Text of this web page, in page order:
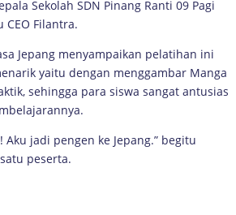
Sekolah SDN Pinang Ranti 09 Pagi
Filantra.
Jepang menyampaikan pelatihan ini
yaitu dengan menggambar Manga
sehingga para siswa sangat antusias
Aku jadi pengen ke Jepang.” begitu
peserta.